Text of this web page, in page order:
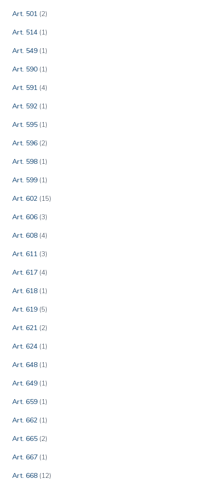
Art. 501 (2)
Art. 514 (1)
Art. 549 (1)
Art. 590 (1)
Art. 591 (4)
Art. 592 (1)
Art. 595 (1)
Art. 596 (2)
Art. 598 (1)
Art. 599 (1)
Art. 602 (15)
Art. 606 (3)
Art. 608 (4)
Art. 611 (3)
Art. 617 (4)
Art. 618 (1)
Art. 619 (5)
Art. 621 (2)
Art. 624 (1)
Art. 648 (1)
Art. 649 (1)
Art. 659 (1)
Art. 662 (1)
Art. 665 (2)
Art. 667 (1)
Art. 668 (12)